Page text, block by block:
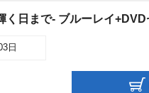
く日まで- ブルーレイ+DVD
日